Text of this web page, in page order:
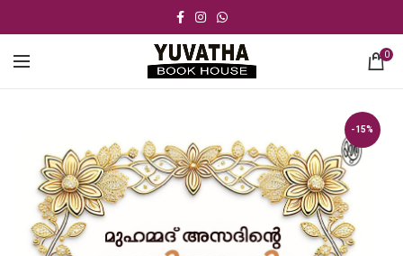
0
-15%